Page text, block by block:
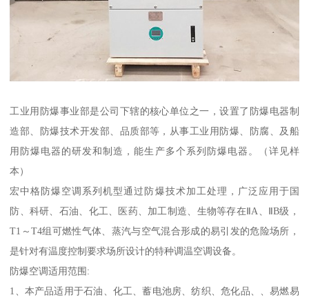
工业用防爆事业部是公司下辖的核心单位之一，设置了防爆电器制
造部、防爆技术开发部、品质部等，从事工业用防爆、防腐、及船
用防爆电器的研发和制造，能生产多个系列防爆电器。（详见样
本）
宏中格防爆空调系列机型通过防爆技术加工处理，广泛应用于国
防、科研、石油、化工、医药、加工制造、生物等存在ⅡA、ⅡB级，
T1～T4组可燃性气体、蒸汽与空气混合形成的易引发的危险场所，
是针对有温度控制要求场所设计的特种调温空调设备。
防爆空调适用范围:
1、本产品适用于石油、化工、蓄电池房、纺织、危化品、、易燃易